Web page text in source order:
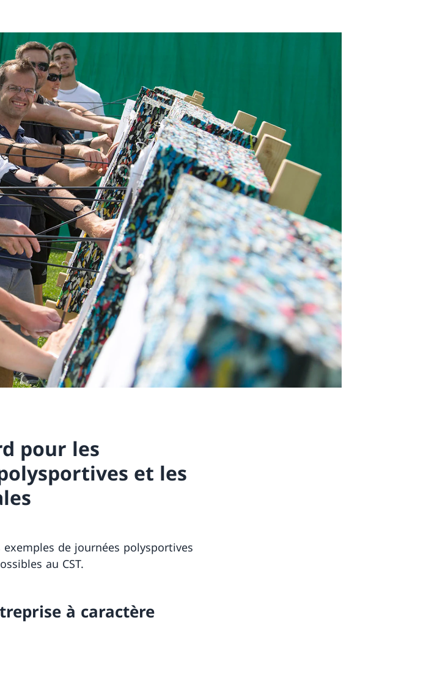
pour les
et les
de journées polysportives
au CST.
à caractère